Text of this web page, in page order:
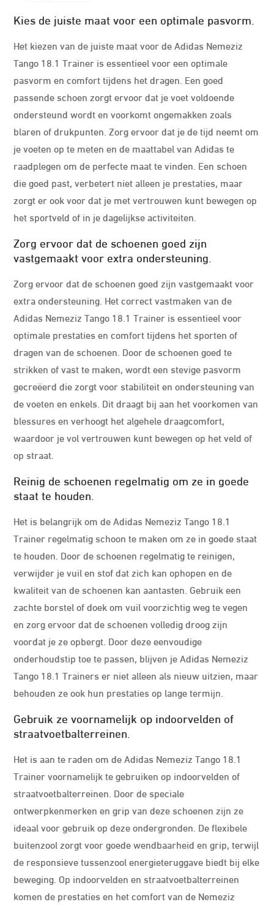
Kies de juiste maat voor een optimale pasvorm.
Het kiezen van de juiste maat voor de Adidas Nemeziz
Tango 18.1 Trainer is essentieel voor een optimale
pasvorm en comfort tijdens het dragen. Een goed
passende schoen zorgt ervoor dat je voet voldoende
ondersteund wordt en voorkomt ongemakken zoals
blaren of drukpunten. Zorg ervoor dat je de tijd neemt om
je voeten op te meten en de maattabel van Adidas te
raadplegen om de perfecte maat te vinden. Een schoen
die goed past, verbetert niet alleen je prestaties, maar
zorgt er ook voor dat je met vertrouwen kunt bewegen op
het sportveld of in je dagelijkse activiteiten.
Zorg ervoor dat de schoenen goed zijn
vastgemaakt voor extra ondersteuning.
Zorg ervoor dat de schoenen goed zijn vastgemaakt voor
extra ondersteuning. Het correct vastmaken van de
Adidas Nemeziz Tango 18.1 Trainer is essentieel voor
optimale prestaties en comfort tijdens het sporten of
dragen van de schoenen. Door de schoenen goed te
strikken of vast te maken, wordt een stevige pasvorm
gecreëerd die zorgt voor stabiliteit en ondersteuning van
de voeten en enkels. Dit draagt bij aan het voorkomen van
blessures en verhoogt het algehele draagcomfort,
waardoor je vol vertrouwen kunt bewegen op het veld of
op straat.
Reinig de schoenen regelmatig om ze in goede
staat te houden.
Het is belangrijk om de Adidas Nemeziz Tango 18.1
Trainer regelmatig schoon te maken om ze in goede staat
te houden. Door de schoenen regelmatig te reinigen,
verwijder je vuil en stof dat zich kan ophopen en de
kwaliteit van de schoenen kan aantasten. Gebruik een
zachte borstel of doek om vuil voorzichtig weg te vegen
en zorg ervoor dat de schoenen volledig droog zijn
voordat je ze opbergt. Door deze eenvoudige
onderhoudstip toe te passen, blijven je Adidas Nemeziz
Tango 18.1 Trainers er niet alleen als nieuw uitzien, maar
behouden ze ook hun prestaties op lange termijn.
Gebruik ze voornamelijk op indoorvelden of
straatvoetbalterreinen.
Het is aan te raden om de Adidas Nemeziz Tango 18.1
Trainer voornamelijk te gebruiken op indoorvelden of
straatvoetbalterreinen. Door de speciale
ontwerpkenmerken en grip van deze schoenen zijn ze
ideaal voor gebruik op deze ondergronden. De flexibele
buitenzool zorgt voor goede wendbaarheid en grip, terwijl
de responsieve tussenzool energieteruggave biedt bij elke
beweging. Op indoorvelden en straatvoetbalterreinen
komen de prestaties en het comfort van de Nemeziz